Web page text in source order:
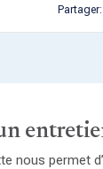
Partager:
nous permet